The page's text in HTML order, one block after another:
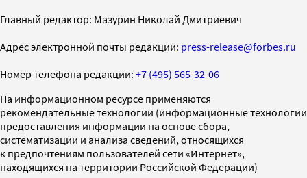
Главный редактор: Мазурин Николай Дмитриевич
Адрес электронной почты редакции: press-release@forbes.ru
Номер телефона редакции: +7 (495) 565-32-06
На информационном ресурсе применяются
рекомендательные технологии (информационные технологии
предоставления информации на основе сбора,
систематизации и анализа сведений, относящихся
к предпочтениям пользователей сети «Интернет»,
находящихся на территории Российской Федерации)